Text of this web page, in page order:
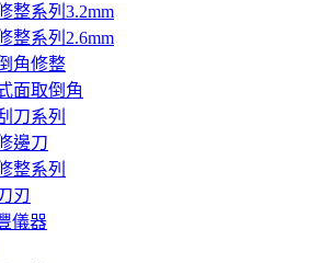
整系列3.2mm
整系列2.6mm
角修整
面取倒角
刀系列
邊刀
整系列
刃
儀器